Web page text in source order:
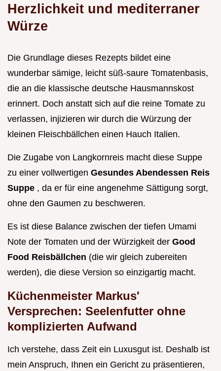
Herzlichkeit und mediterraner
Würze
Die Grundlage dieses Rezepts bildet eine
wunderbar sämige, leicht süß-saure Tomatenbasis,
die an die klassische deutsche Hausmannskost
erinnert. Doch anstatt sich auf die reine Tomate zu
verlassen, injizieren wir durch die Würzung der
kleinen Fleischbällchen einen Hauch Italien.
Die Zugabe von Langkornreis macht diese Suppe
zu einer vollwertigen Gesundes Abendessen Reis
Suppe , da er für eine angenehme Sättigung sorgt,
ohne den Gaumen zu beschweren.
Es ist diese Balance zwischen der tiefen Umami
Note der Tomaten und der Würzigkeit der Good
Food Reisbällchen (die wir gleich zubereiten
werden), die diese Version so einzigartig macht.
Küchenmeister Markus'
Versprechen: Seelenfutter ohne
komplizierten Aufwand
Ich verstehe, dass Zeit ein Luxusgut ist. Deshalb ist
mein Anspruch, Ihnen ein Gericht zu präsentieren,